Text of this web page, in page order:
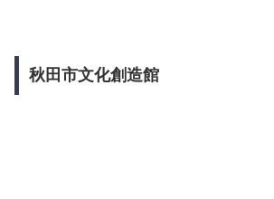
秋田市文化創造館